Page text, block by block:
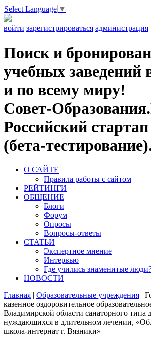
Select Language ▼
войти зарегистрироваться администрация
Поиск и
учебных заведений
и по всему миру!
Совет-
Российский
(бета-тестирование).
О САЙТЕ
Правила работы с сайтом
РЕЙТИНГИ
ОБЩЕНИЕ
Блоги
Форум
Опросы
Вопросы-ответы
СТАТЬИ
Экспертное мнение
Интервью
Где учились знаменитые люди?
НОВОСТИ
Главная | Образовательные учреждения |
казенное оздоровительное
Владимирской области санаторного типа
нуждающихся в длительном лечении,
школа-интернат г. Вязники»